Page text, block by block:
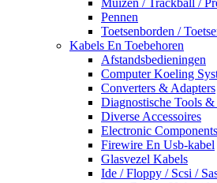
Pennen
Toetsenborden /
Kabels En Toebehoren
Afstandsbedieningen
Computer Koeling
Converters & Adapters
Diagnostische Tools
Diverse Accessoires
Electronic Components
Firewire En Usb-kabel
Glasvezel Kabels
Ide / Floppy / Scsi /